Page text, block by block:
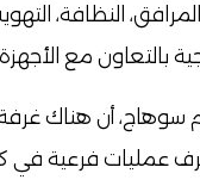
النظافة،
بالتعاون مع الأجهزة
أن هناك غرفة
غرف عمليات فرعية